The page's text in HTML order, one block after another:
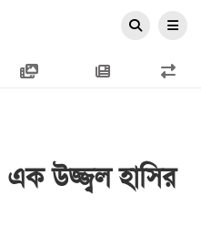
উজ্জ্বল হাসির